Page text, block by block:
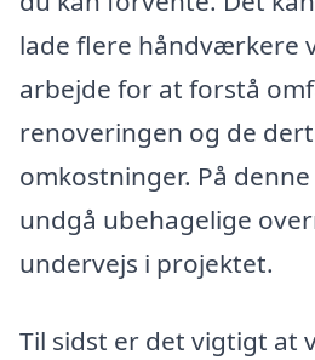
lade flere håndværkere
arbejde for at forstå
renoveringen og de
omkostninger. På
undgå ubehagelige
undervejs i projektet.
Til sidst er det vigtigt at